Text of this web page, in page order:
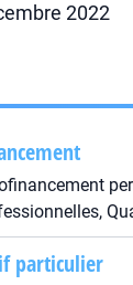
2022
particulier